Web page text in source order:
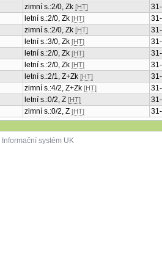
zimní s.:2/0, Zk [HT]
letní s.:2/0, Zk [HT]
zimní s.:2/0, Zk [HT]
letní s.:3/0, Zk [HT]
letní s.:2/0, Zk [HT]
letní s.:2/0, Zk [HT]
letní s.:2/1, Z+Zk [HT]
zimní s.:4/2, Z+Zk [HT]
letní s.:0/2, Z [HT]
zimní s.:0/2, Z [HT]
Informační systém UK